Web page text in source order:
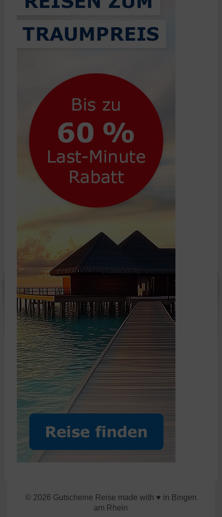
© 2026 Gutscheine Reise made with ♥ in Bingen
am Rhein